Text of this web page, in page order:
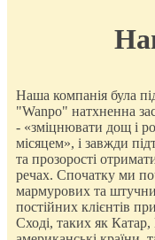
Наша компанія була
"Wanpo" натхненна
- «зміцнювати дощ і
місяцем», і завжди
та прозорості
речах. Спочатку ми
мармурових та
постійних клієнтів
Сході, таких як